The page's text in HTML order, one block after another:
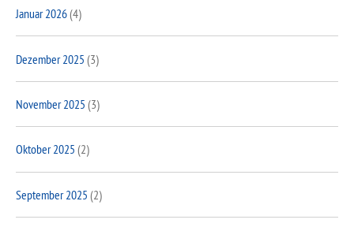
Januar 2026(4)
Dezember 2025 (3)
November 2025 (3)
Oktober 2025 (2)
September 2025 (2)